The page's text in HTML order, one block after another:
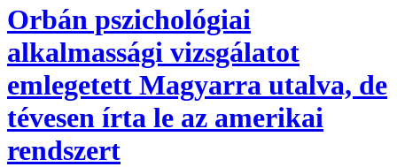
Orbán pszichológiai
alkalmassági vizsgálatot
emlegetett Magyarra utalva, de
tévesen írta le az amerikai
rendszert